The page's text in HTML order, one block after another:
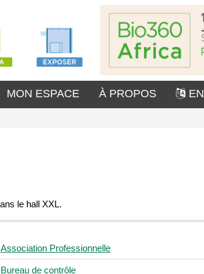
MON ESPACE À PROPOS EN
Association Professionnelle
Bureau de contrôle